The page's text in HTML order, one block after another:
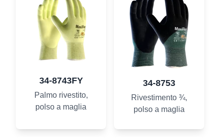
34-8743FY
Palmo rivestito,
polso a maglia
34-8753
Rivestimento ¾,
polso a maglia